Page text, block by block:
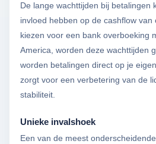
De lange wachttijden bij betalingen
invloed hebben op de cashflow van
kiezen voor een bank overboeking
America, worden deze wachttijden
worden betalingen direct op je
zorgt voor een verbetering van de
stabiliteit.
Unieke invalshoek
Een van de meest